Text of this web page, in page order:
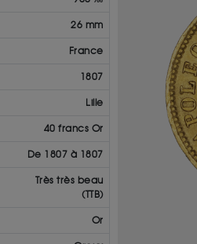
26 mm
France
1807
Lille
40 francs Or
De 1807 à 1807
Très très beau
(TTB)
Or